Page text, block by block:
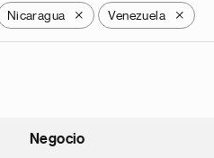
Nicaragua X Venezuela X
Negocio